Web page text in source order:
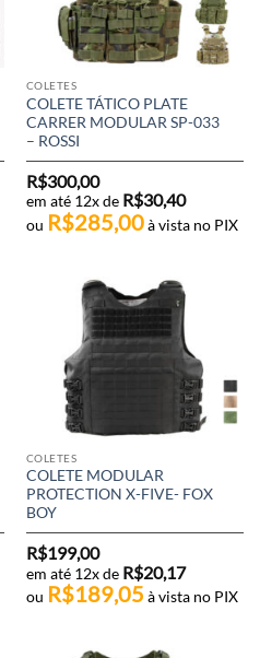
COLETES
COLETE TÁTICO PLATE
CARRER MODULAR SP-033
– ROSSI
R$300,00
em até 12x de R$30,40
ou R$285,00 à vista no PIX
COLETES
COLETE MODULAR
PROTECTION X-FIVE- FOX
BOY
R$199,00
em até 12x de R$20,17
ou R$189,05 à vista no PIX